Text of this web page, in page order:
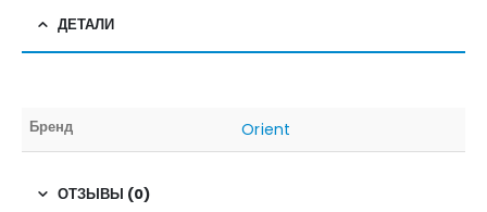
ДЕТАЛИ
Бренд Orient
ОТЗЫВЫ (0)